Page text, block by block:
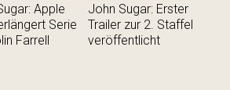
Apple
Serie
Farrell
John Sugar: Erster
Trailer zur 2. Staffel
veröffentlicht